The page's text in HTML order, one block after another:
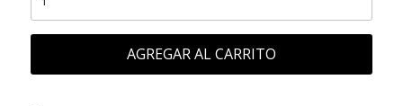
AGREGAR AL CARRITO